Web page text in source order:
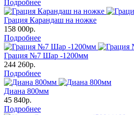
Подробнее
Грация Карандаш на ножке
158 000р.
Подробнее
Грация №7 Шар -1200мм
244 260р.
Подробнее
Диана 800мм
45 840р.
Подробнее